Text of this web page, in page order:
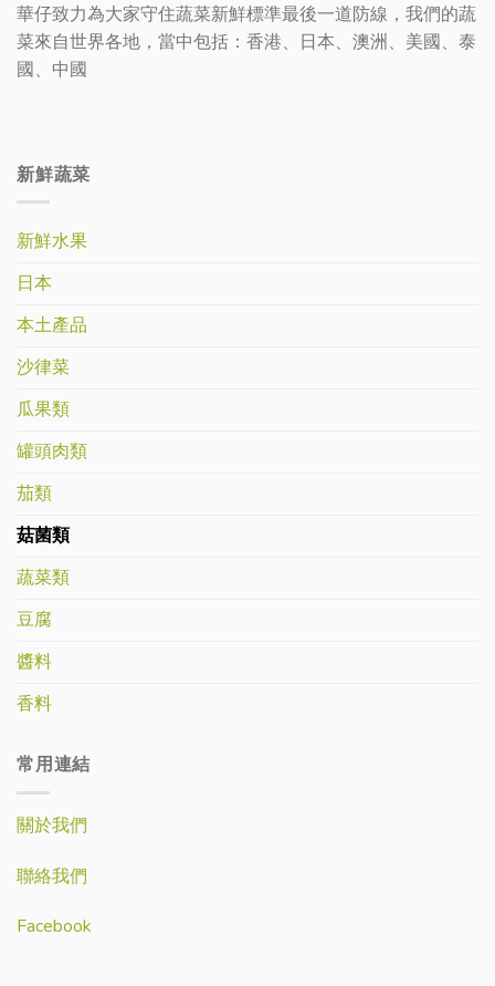
華仔致力為大家守住蔬菜新鮮標準最後一道防線，我們的蔬
菜來自世界各地，當中包括：香港、日本、澳洲、美國、泰
國、中國
新鮮蔬菜
新鮮水果
日本
本土產品
沙律菜
瓜果類
罐頭肉類
茄類
菇菌類
蔬菜類
豆腐
醬料
香料
常用連結
關於我們
聯絡我們
Facebook